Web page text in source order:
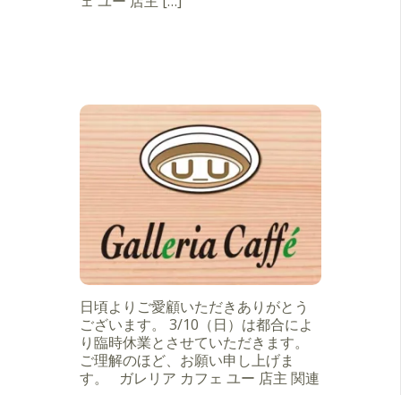
日頃よりご愛顧いただきありがとう
ございます。 3/10（日）は都合によ
り臨時休業とさせていただきます。
ご理解のほど、お願い申し上げま
す。 ガレリア カフェ ユー 店主 関連